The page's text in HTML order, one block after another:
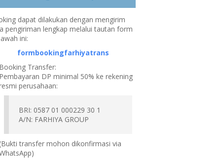
dapat dilakukan dengan mengirim
pengiriman lengkap melalui tautan form
ini:
formbookingfarhiyatrans
Transfer:
DP minimal 50% ke rekening
perusahaan:
BRI: 0587 01 000229 30 1
A/N: FARHIYA GROUP
transfer mohon dikonfirmasi via